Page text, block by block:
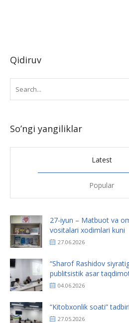
Qidiruv
So’ngi yangiliklar
Latest
Popular
27-iyun – Matbuot va
vositalari xodimlari kuni
27.06.2026
“Sharof Rashidov
publitsistik asar
04.06.2026
“Kitobxonlik soati”
27.05.2026